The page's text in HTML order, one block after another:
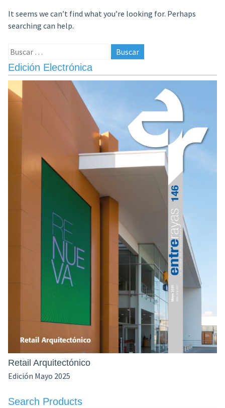
It seems we can’t find what you’re looking for. Perhaps
searching can help.
Buscar:
Edición Electrónica
Retail Arquitectónico
Edición Mayo 2025
Search Products